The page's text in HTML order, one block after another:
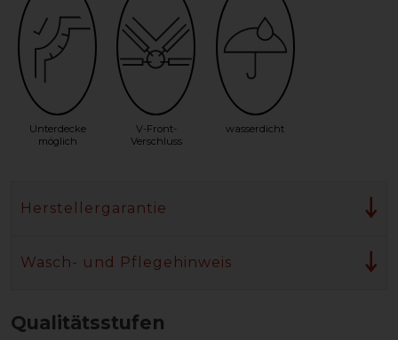
Unterdecke
möglich
V-Front-
Verschluss
wasserdicht
Herstellergarantie
Wasch- und Pflegehinweis
Qualitätsstufen